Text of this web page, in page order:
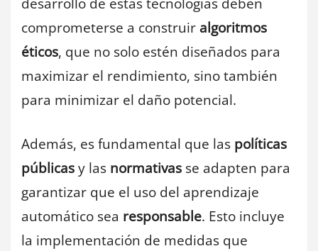
comprometerse a construir algoritmos
éticos, que no solo estén diseñados para
maximizar el rendimiento, sino también
para minimizar el daño potencial.
Además, es fundamental que las políticas
públicasy las normativas se adapten para
garantizar que el uso del aprendizaje
automático sea responsable. Esto incluye
la implementación de medidas que